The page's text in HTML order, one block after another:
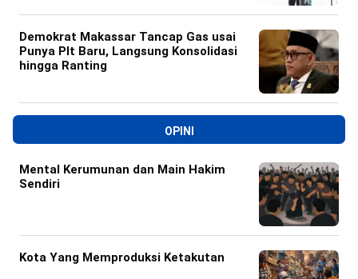
Demokrat Makassar Tancap Gas usai
Punya Plt Baru, Langsung Konsolidasi
hingga Ranting
OPINI
Mental Kerumunan dan Main Hakim
Sendiri
Kota Yang Memproduksi Ketakutan